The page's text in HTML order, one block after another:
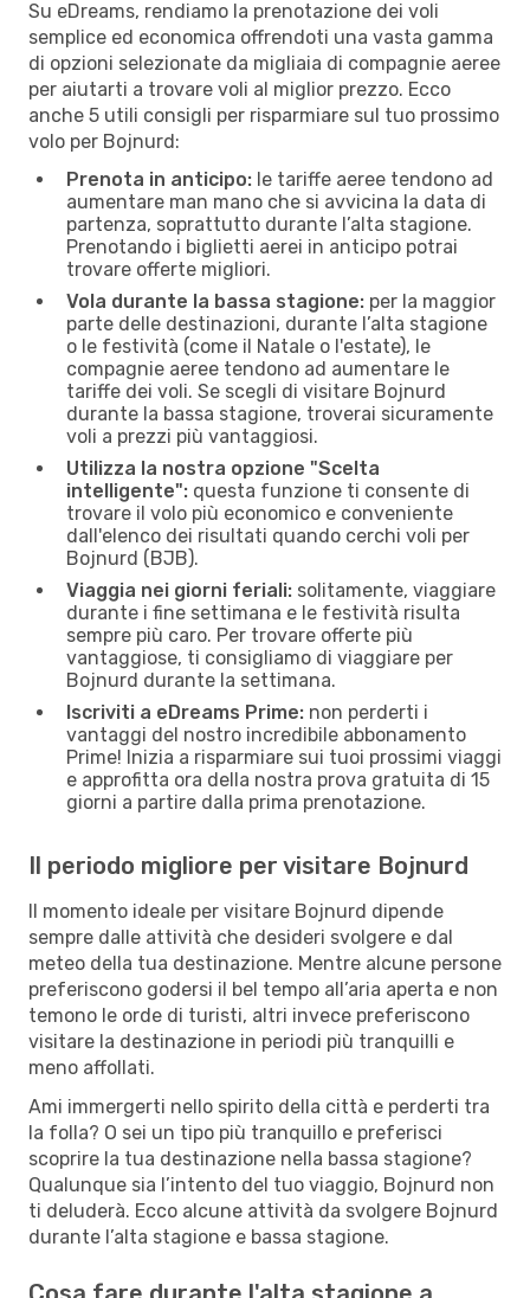
Su eDreams, rendiamo la prenotazione dei voli
semplice ed economica offrendoti una vasta gamma
di opzioni selezionate da migliaia di compagnie aeree
per aiutarti a trovare voli al miglior prezzo. Ecco
anche 5 utili consigli per risparmiare sul tuo prossimo
volo per Bojnurd:
Prenota in anticipo: le tariffe aeree tendono ad
aumentare man mano che si avvicina la data di
partenza, soprattutto durante l’alta stagione.
Prenotando i biglietti aerei in anticipo potrai
trovare offerte migliori.
Vola durante la bassa stagione: per la maggior
parte delle destinazioni, durante l’alta stagione
o le festività (come il Natale o l'estate), le
compagnie aeree tendono ad aumentare le
tariffe dei voli. Se scegli di visitare Bojnurd
durante la bassa stagione, troverai sicuramente
voli a prezzi più vantaggiosi.
Utilizza la nostra opzione "Scelta
intelligente": questa funzione ti consente di
trovare il volo più economico e conveniente
dall'elenco dei risultati quando cerchi voli per
Bojnurd (BJB).
Viaggia nei giorni feriali: solitamente, viaggiare
durante i fine settimana e le festività risulta
sempre più caro. Per trovare offerte più
vantaggiose, ti consigliamo di viaggiare per
Bojnurd durante la settimana.
Iscriviti a eDreams Prime: non perderti i
vantaggi del nostro incredibile abbonamento
Prime! Inizia a risparmiare sui tuoi prossimi viaggi
e approfitta ora della nostra prova gratuita di 15
giorni a partire dalla prima prenotazione.
Il periodo migliore per visitare Bojnurd
Il momento ideale per visitare Bojnurd dipende
sempre dalle attività che desideri svolgere e dal
meteo della tua destinazione. Mentre alcune persone
preferiscono godersi il bel tempo all’aria aperta e non
temono le orde di turisti, altri invece preferiscono
visitare la destinazione in periodi più tranquilli e
meno affollati.
Ami immergerti nello spirito della città e perderti tra
la folla? O sei un tipo più tranquillo e preferisci
scoprire la tua destinazione nella bassa stagione?
Qualunque sia l’intento del tuo viaggio, Bojnurd non
ti deluderà. Ecco alcune attività da svolgere Bojnurd
durante l’alta stagione e bassa stagione.